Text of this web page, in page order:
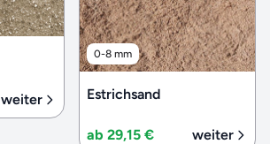
weiter
0-8 mm
Estrichsand
ab 29,15 € weiter